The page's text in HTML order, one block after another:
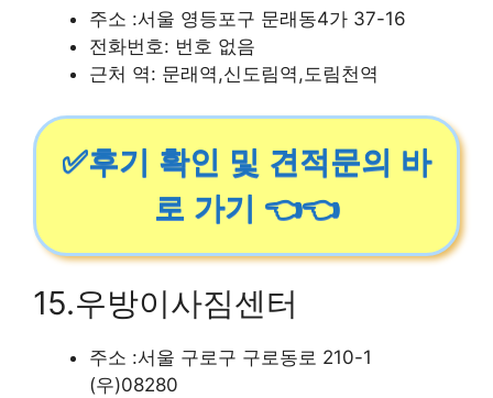
주소 :서울 영등포구 문래동4가 37-16
전화번호: 번호 없음
근처 역: 문래역,신도림역,도림천역
✅후기 확인 및 견적문의 바
로 가기 👈👈
15.우방이사짐센터
주소 :서울 구로구 구로동로 210-1
(우)08280